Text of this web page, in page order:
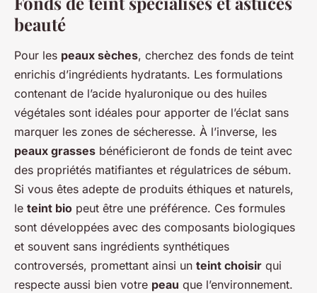
beauté
Pour les peaux sèches, cherchez des fonds de teint
enrichis d’ingrédients hydratants. Les formulations
contenant de l’acide hyaluronique ou des huiles
végétales sont idéales pour apporter de l’éclat sans
marquer les zones de sécheresse. À l’inverse, les
peaux grasses bénéficieront de fonds de teint avec
des propriétés matifiantes et régulatrices de sébum.
Si vous êtes adepte de produits éthiques et naturels,
le teint bio peut être une préférence. Ces formules
sont développées avec des composants biologiques
et souvent sans ingrédients synthétiques
controversés, promettant ainsi un teint choisir qui
respecte aussi bien votre peau que l’environnement.